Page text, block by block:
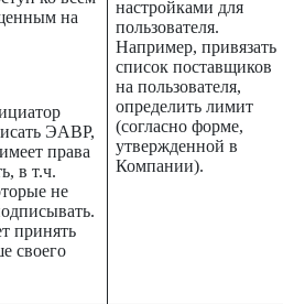
на
ЭАВР,
права
в т.ч.
не
принять
своего
настройками для
пользователя.
Например, привязать
список поставщиков
на пользователя,
определить лимит
(согласно форме,
утвержденной в
Компании).